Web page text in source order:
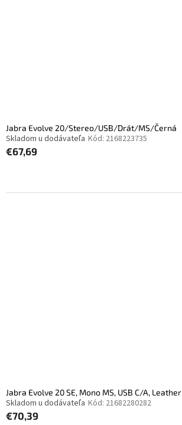
Jabra Evolve 20/Stereo/USB/Drát/MS/Černá
Skladom u dodávateľa Kód: 2168223735
€67,69
Jabra Evolve 20 SE, Mono MS, USB C/A, Leather
Skladom u dodávateľa Kód: 21682280282
€70,39